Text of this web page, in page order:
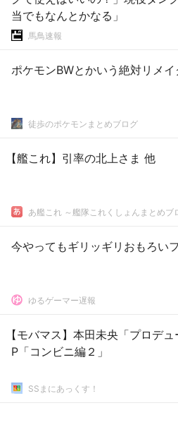
当でもなんとかなる」
馬鳥速報
ポケモンBWとかいう絶対リメ
徒歩のポケモンまとめブログ
【艦これ】引率の北上さま 他
あ艦これ ～艦隊これくしょんまとめブ
今やってもギリッギリおもろい
ゆるゲーマー遅報
【モバマス】本田未央「プロデ
P「コンビニ編２」
SSまにあっくす！